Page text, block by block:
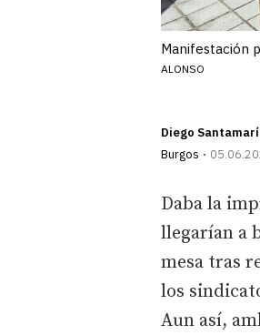
Manifestación
ALONSO
Diego
Burgos
Daba la
llegarían a
mesa tras
los
Aun así,